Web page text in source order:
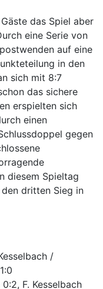
das Spiel aber
eine Serie von
auf eine
in den
sich mit 8:7
das sichere
erspielten sich
einen
gegen
diesem Spieltag
dritten Sieg in
/
F. Kesselbach